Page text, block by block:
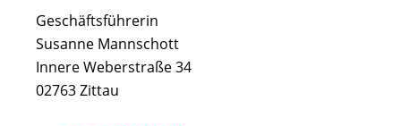
Geschäftsführerin
Susanne Mannschott
Innere Weberstraße 34
02763 Zittau